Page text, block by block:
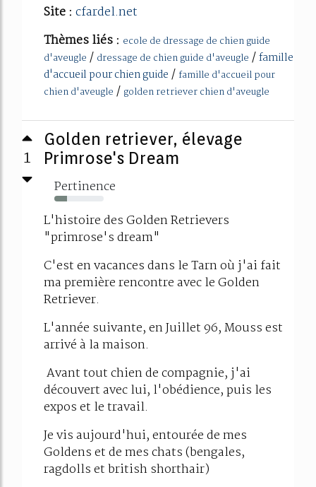
Site : cfardel.net
Thèmes liés : ecole de dressage de chien guide
d'aveugle / dressage de chien guide d'aveugle /famille
d'accueil pour chien guide /famille d'accueil pour
chien d'aveugle / golden retriever chien d'aveugle
1
Golden retriever, élevage
Primrose's Dream
Pertinence
26%
L'histoire des Golden Retrievers
"primrose's dream"
C'est en vacances dans le Tarn où j'ai fait
ma première rencontre avec le Golden
Retriever.
L'année suivante, en Juillet 96, Mouss est
arrivé à la maison.
Avant tout chien de compagnie, j'ai
découvert avec lui, l'obédience, puis les
expos et le travail.
Je vis aujourd'hui, entourée de mes
Goldens et de mes chats (bengales,
ragdolls et british shorthair)